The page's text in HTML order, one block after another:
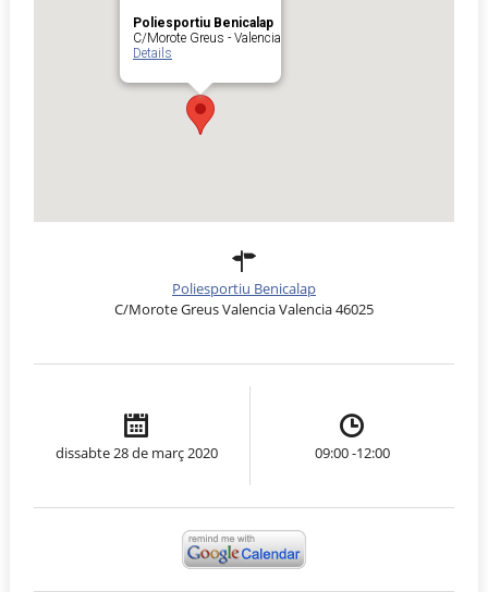
Poliesportiu Benicalap
C/Morote Greus - Valencia
Details
Poliesportiu Benicalap
C/Morote Greus Valencia Valencia 46025
dissabte 28 de març 2020 09:00 -12:00